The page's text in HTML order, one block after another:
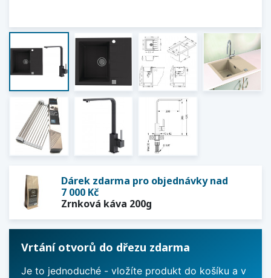
Dárek zdarma pro objednávky nad
7 000 Kč
Zrnková káva 200g
Vrtání otvorů do dřezu zdarma
Je to jednoduché - vložíte produkt do košíku a v